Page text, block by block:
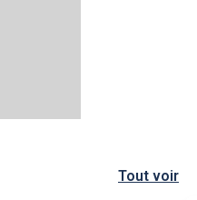
Tout voir